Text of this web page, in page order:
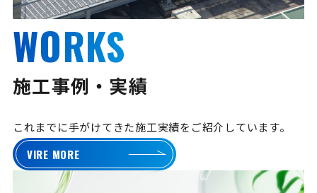
WORKS
施工事例・実績
これまでに手がけてきた施工実績をご紹介しています。
VIRE MORE